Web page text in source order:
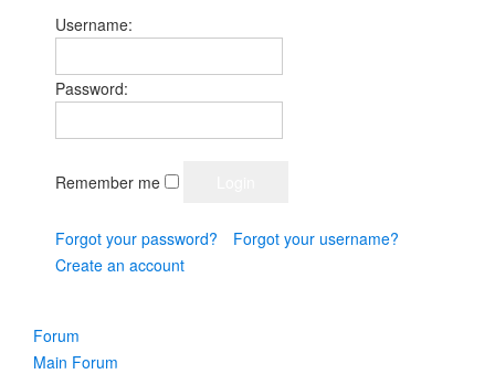
Username:
Password:
Remember me
Forgot your password?
Forgot your username?
Create an account
Forum
Main Forum